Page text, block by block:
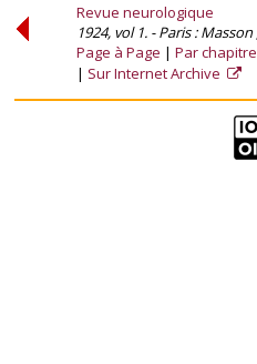
Revue neurologique
1924, vol 1. - Paris : Masson
Page à Page
Par
Sur Internet Archive